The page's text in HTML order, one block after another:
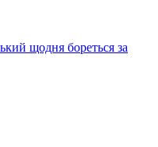
щодня бореться за